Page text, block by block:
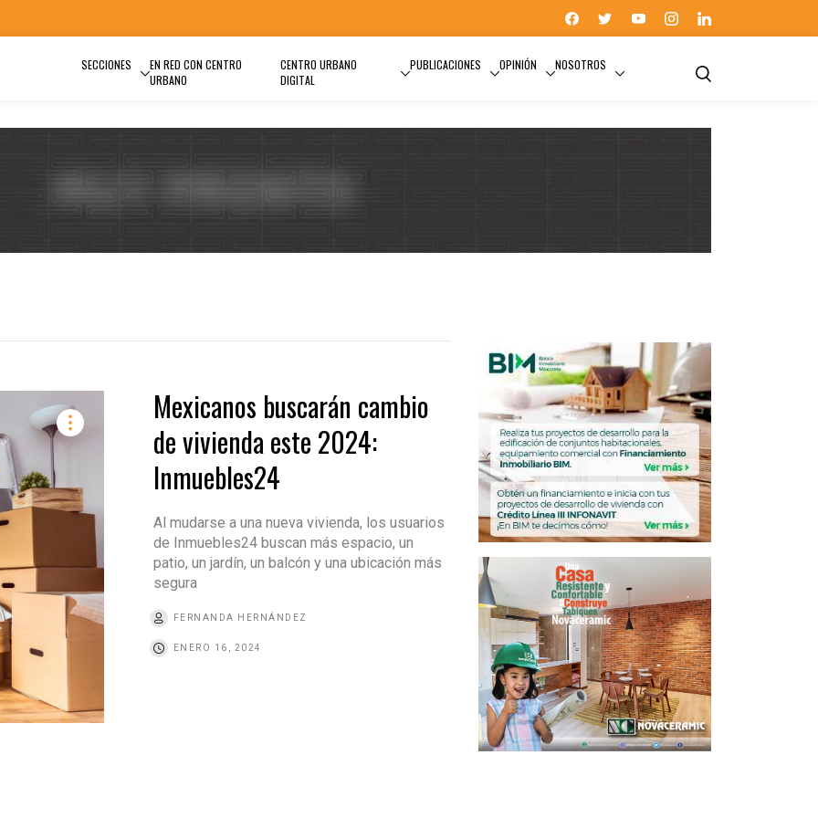
SECCIONES
EN RED CON CENTRO
URBANO
CENTRO URBANO
DIGITAL
PUBLICACIONES OPINIÓN NOSOTROS
Mexicanos buscarán cambio
de vivienda este 2024:
Inmuebles24
Al mudarse a una nueva vivienda, los usuarios
de Inmuebles24 buscan más espacio, un
patio, un jardín, un balcón y una ubicación más
segura
FERNANDA HERNÁNDEZ
ENERO 16, 2024
CAMBIO DE VIVIENDA